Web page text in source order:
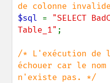
$sql = "SELECT
Table_1" ;
/* L'exécution de
échouer car le